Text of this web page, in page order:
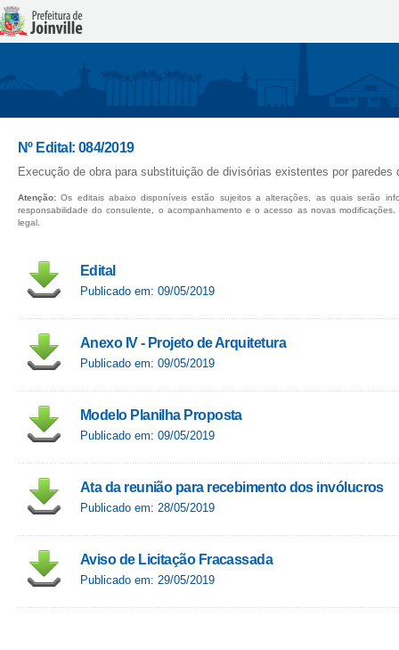
Nº Edital: 084/2019
Execução de obra para substituição de divisórias existentes por paredes
Atenção: Os editais abaixo disponíveis estão sujeitos a alterações, as quais serão
responsabilidade do consulente, o acompanhamento e o acesso as novas
legal.
Edital
Publicado em: 09/05/2019
Anexo IV - Projeto de Arquitetura
Publicado em: 09/05/2019
Modelo Planilha Proposta
Publicado em: 09/05/2019
Ata da reunião para recebimento dos invólucros
Publicado em: 28/05/2019
Aviso de Licitação Fracassada
Publicado em: 29/05/2019